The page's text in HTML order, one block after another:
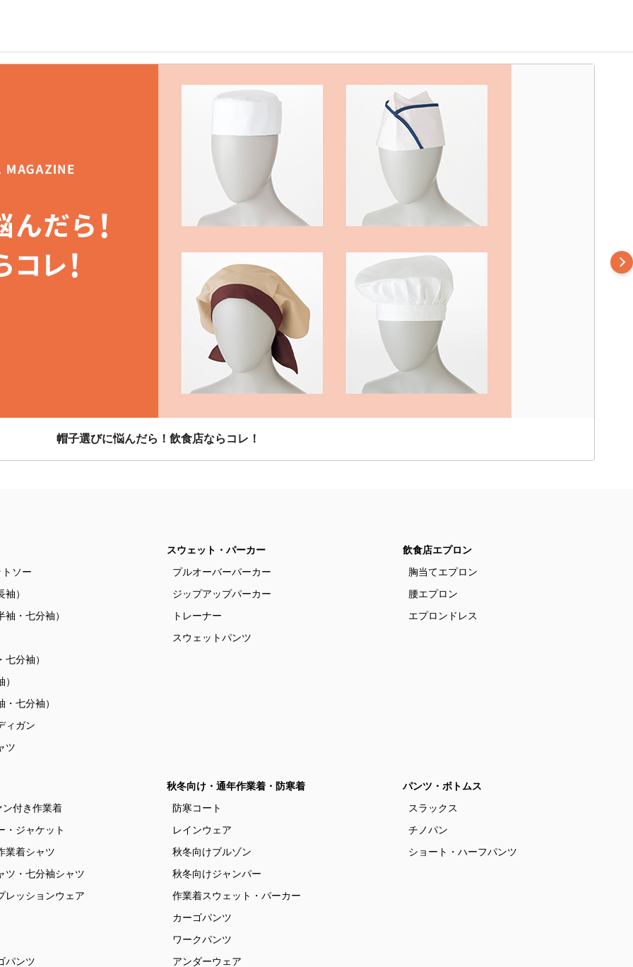
帽子選びに悩んだら！飲食店ならコレ！
ソー
）
・七分袖）
分袖）
七分袖）
ィガン
ツ
スウェット・パーカー
プルオーバーパーカー
ジップアップパーカー
トレーナー
スウェットパンツ
飲食店エプロン
胸当てエプロン
腰エプロン
エプロンドレス
付き作業着
・ジャケット
業着シャツ
ツ・七分袖シャツ
レッションウェア
パンツ
秋冬向け・通年作業着・防寒着
防寒コート
レインウェア
秋冬向けブルゾン
秋冬向けジャンパー
作業着スウェット・パーカー
カーゴパンツ
ワークパンツ
アンダーウェア
パンツ・ボトムス
スラックス
チノパン
ショート・ハーフパンツ